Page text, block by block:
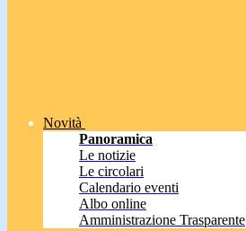
Novità
Panoramica
Le notizie
Le circolari
Calendario eventi
Albo online
Amministrazione Trasparente